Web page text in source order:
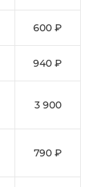
600 ₽
940 ₽
3 900
790 ₽